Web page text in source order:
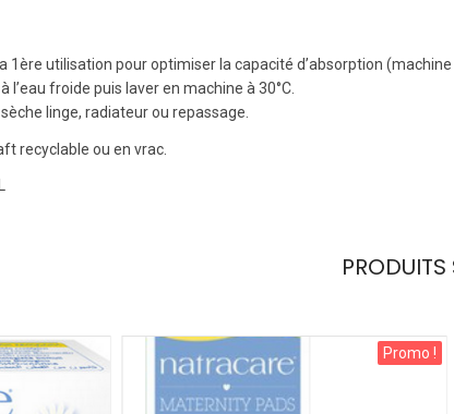
1ère utilisation pour optimiser la capacité d’absorption
froide puis laver en machine à 30°C.
linge, radiateur ou repassage.
recyclable ou en vrac.
PRODUITS
Promo !